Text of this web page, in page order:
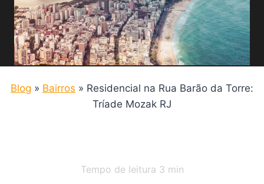
Blog » Bairros » Residencial na Rua Barão da Torre:
Tríade Mozak RJ
Tempo de leitura 3 min